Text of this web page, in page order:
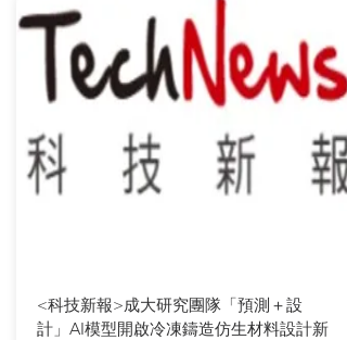
<科技新報>成大研究團隊「預測＋設
計」AI模型開啟冷凍鑄造仿生材料設計新